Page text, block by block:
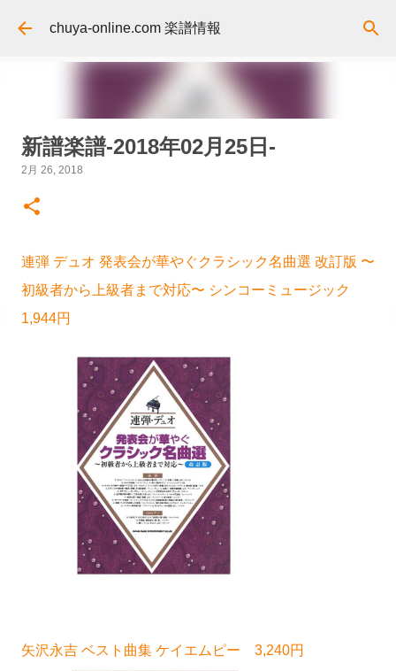
スキップしてメイン コンテンツに移動
chuya-online.com 楽譜情報
新譜楽譜-2018年02月25日-
2月 26, 2018
連弾 デュオ 発表会が華やぐクラシック名曲選 改訂版 〜
初級者から上級者まで対応〜 シンコーミュージック
1,944円
矢沢永吉 ベスト曲集 ケイエムピー 3,240円